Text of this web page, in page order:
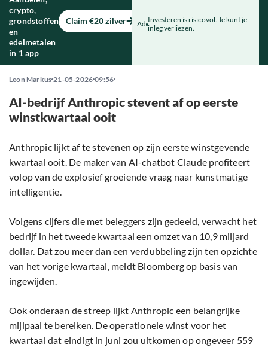
crypto,
grondstoffen
en
edelmetalen
in 1 app
Claim €20 zilver Ad Investeren is risicovol. Je kunt je
inleg verliezen.
Leon Markus 21-05-2026 09:56
AI-bedrijf Anthropic stevent af op eerste
winstkwartaal ooit
Anthropic lijkt af te stevenen op zijn eerste winstgevende
kwartaal ooit. De maker van AI-chatbot Claude profiteert
volop van de explosief groeiende vraag naar kunstmatige
intelligentie.
Volgens cijfers die met beleggers zijn gedeeld, verwacht het
bedrijf in het tweede kwartaal een omzet van 10,9 miljard
dollar. Dat zou meer dan een verdubbeling zijn ten opzichte
van het vorige kwartaal, meldt Bloomberg op basis van
ingewijden.
Ook onderaan de streep lijkt Anthropic een belangrijke
mijlpaal te bereiken. De operationele winst voor het
kwartaal dat eindigt in juni zou uitkomen op ongeveer 559